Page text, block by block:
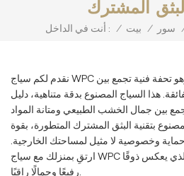
المشترك
أنت في الداخل : / بيت / سور
نقدم لكم سياج WPC الرائع بتقنية البثق المشترك، وهو تحفة فنية تجمع بين
هذا السياج المصنوع بدقة متناهية، دليل
بين جمال الخشب الطبيعي ومتانة المواد
بتقنية البثق المشترك المتطورة، بقوة
حماية وخصوصية لا مثيل لمساحتك الخارجية.
ارتقِ بمنزلك مع سياج WPC بتقنية البثق المشترك الخالدة، الذي يعكس ذوقًا